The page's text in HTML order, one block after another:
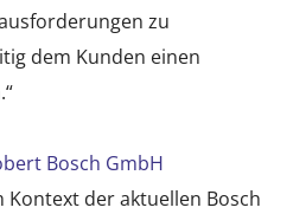
zu
dem Kunden einen
Bosch GmbH
Kontext der aktuellen Bosch